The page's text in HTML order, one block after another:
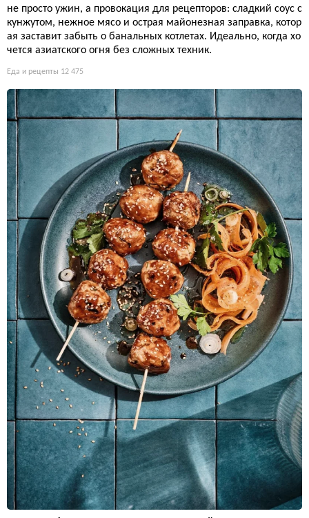
не просто ужин, а провокация для рецепторов: сладкий соус с
кунжутом, нежное мясо и острая майонезная заправка, котор
ая заставит забыть о банальных котлетах. Идеально, когда хо
чется азиатского огня без сложных техник.
Еда и рецепты 12 475